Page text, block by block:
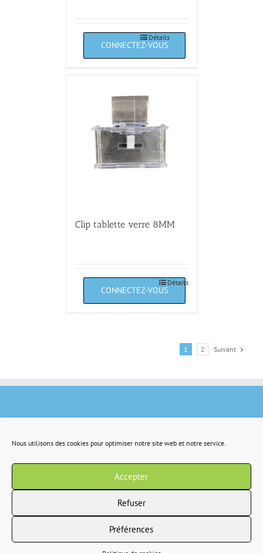
Nous utilisons des cookies pour optimiser notre site web et notre service.
Accepter
Refuser
Préférences
Détails
Clip tablette verre 8MM
Détails
1 2 Suivant